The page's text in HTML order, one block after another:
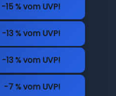
-15 % vom UVP!
-13 % vom UVP!
-13 % vom UVP!
-7 % vom UVP!